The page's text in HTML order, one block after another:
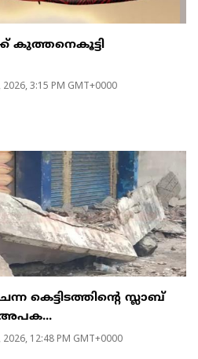
കുത്തനെകൂട്ടി
2026, 3:15 PM GMT+0000
കെട്ടിടത്തിന്റെ സ്ലാബ്
2026, 12:48 PM GMT+0000